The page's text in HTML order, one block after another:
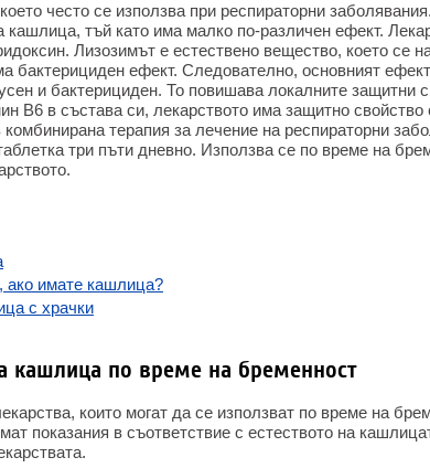
често се използва при респираторни
кашлица, тъй като има малко по-различен ефект.
Лизозимът е естествено вещество, което се
бактерициден ефект. Следователно, основният
и бактерициден. То повишава локалните защитни
B6 в състава си, лекарството има защитно
терапия за лечение на респираторни
три пъти дневно. Използва се по време на
ако имате кашлица?
с храчки
кашлица по време на бременност
които могат да се използват по време на
показания в съответствие с естеството на